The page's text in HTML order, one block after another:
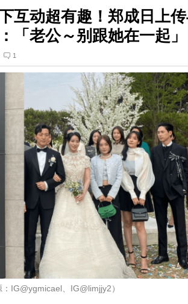
互动超有趣！郑成日上
「老公～别跟她在一起」
1
：IG@ygmicael、IG@limjjy2）